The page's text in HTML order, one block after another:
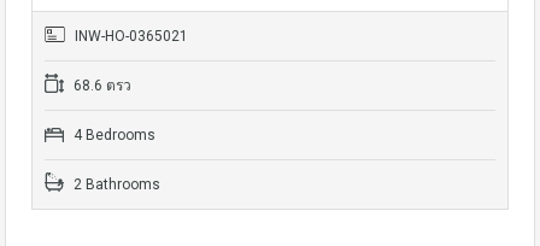
INW-HO-0365021
68.6 ตรว
4 Bedrooms
2 Bathrooms